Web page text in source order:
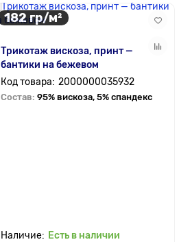
182 гр/м²
Трикотаж вискоза, принт —
бантики на бежевом
2000000035932
Состав: 95% вискоза, 5% спандекс
Есть в наличии